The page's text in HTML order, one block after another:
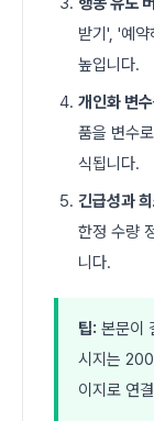
받기', '예
높입니다.
개인화 변
품을 변수
식됩니다.
긴급성과
한정 수량
니다.
팁: 본문이
시지는
이지로 연